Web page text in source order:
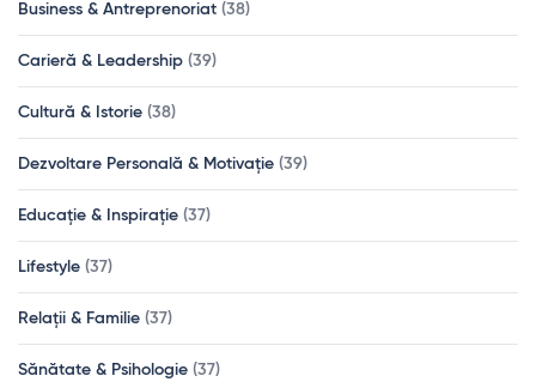
Business & Antreprenoriat (38)
Carieră & Leadership (39)
Cultură & Istorie (38)
Dezvoltare Personală & Motivație (39)
Educație & Inspirație (37)
Lifestyle (37)
Relații & Familie (37)
Sănătate & Psihologie (37)